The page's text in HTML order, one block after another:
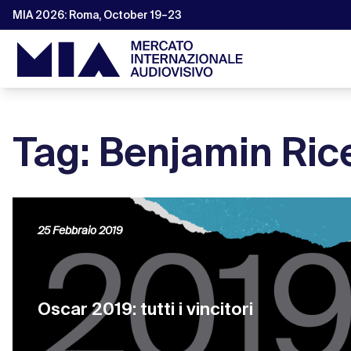
MIA 2026: Roma, October 19–23
Tag: Benjamin
Oscar 2019: tutti i vincitori
25 Febbraio 2019